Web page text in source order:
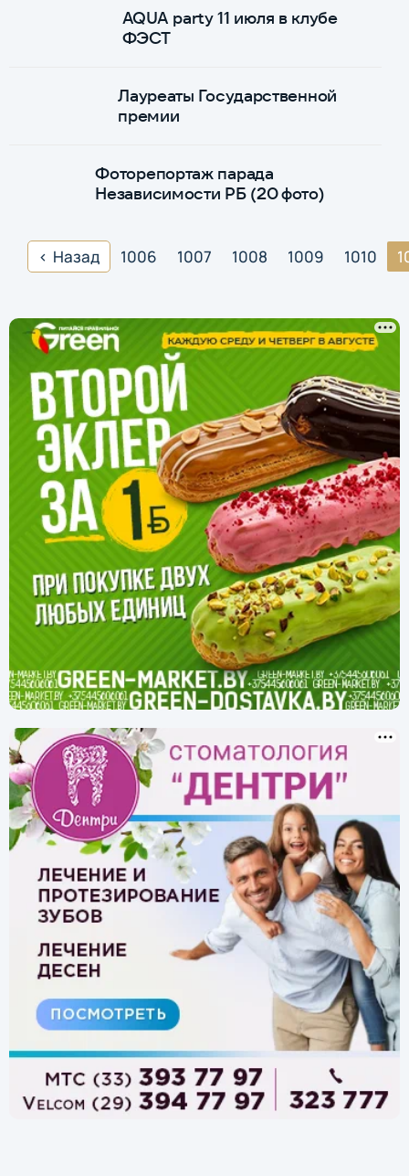
AQUA party 11 июля в клубе
ФЭСТ
Лауреаты Государственной
премии
Фоторепортаж парада
Независимости РБ (20 фото)
Назад 1006 1007 1008 1009 1010